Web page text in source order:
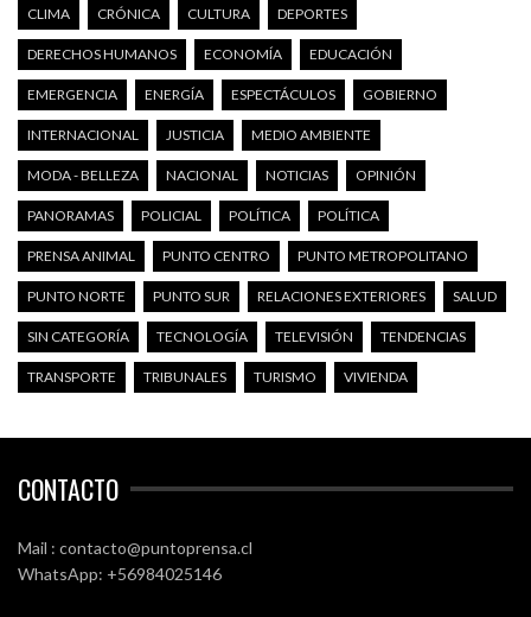
CLIMA CRÓNICA CULTURA DEPORTES
DERECHOS HUMANOS ECONOMÍA EDUCACIÓN
EMERGENCIA ENERGÍA ESPECTÁCULOS GOBIERNO
INTERNACIONAL JUSTICIA MEDIO AMBIENTE
MODA - BELLEZA NACIONAL NOTICIAS OPINIÓN
PANORAMAS POLICIAL POLÍTICA POLÍTICA
PRENSA ANIMAL PUNTO CENTRO PUNTO METROPOLITANO
PUNTO NORTE PUNTO SUR RELACIONES EXTERIORES SALUD
SIN CATEGORÍA TECNOLOGÍA TELEVISIÓN TENDENCIAS
TRANSPORTE TRIBUNALES TURISMO VIVIENDA
CONTACTO
Mail : contacto@puntoprensa.cl
WhatsApp: +56984025146